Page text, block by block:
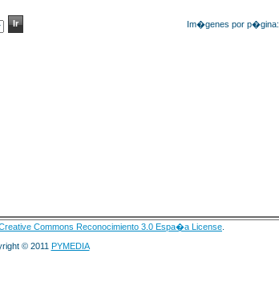
Im�genes por p�gina:
Commons Reconocimiento 3.0 Espa�a License
© 2011 PYMEDIA